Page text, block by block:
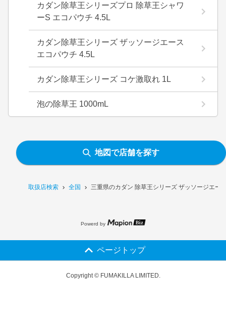
取扱店検索 全国 三重県のカダン 除草王シリーズ ザッソージエー
カダン除草王シリーズプロ 除草王シャワ
ーS エコパウチ 4.5L
カダン除草王シリーズ ザッソージエース
エコパウチ 4.5L
カダン除草王シリーズ コケ激取れ 1L
泡の除草王 1000mL
地図で店舗を探す
Powerd by
ページトップ
Copyright © FUMAKILLA LIMITED.